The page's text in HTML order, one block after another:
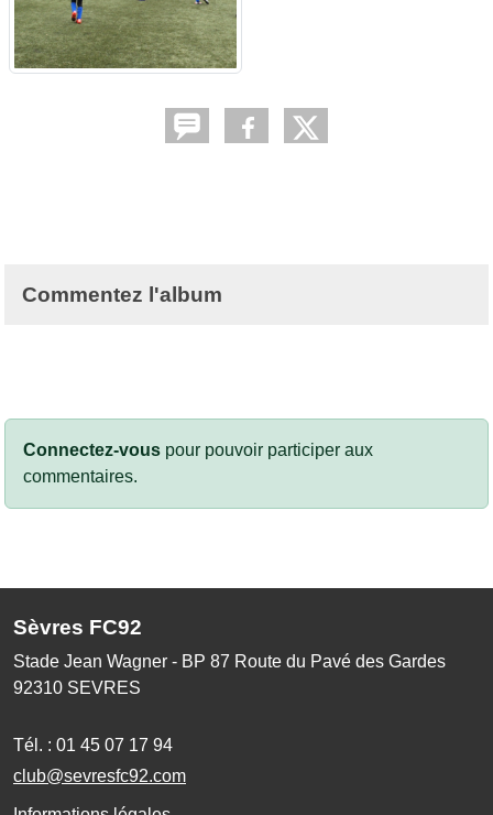
Commentez l'album
Connectez-vous pour pouvoir participer aux
commentaires.
Sèvres FC92
Stade Jean Wagner - BP 87 Route du Pavé des Gardes
92310 SEVRES
Tél. : 01 45 07 17 94
club@sevresfc92.com